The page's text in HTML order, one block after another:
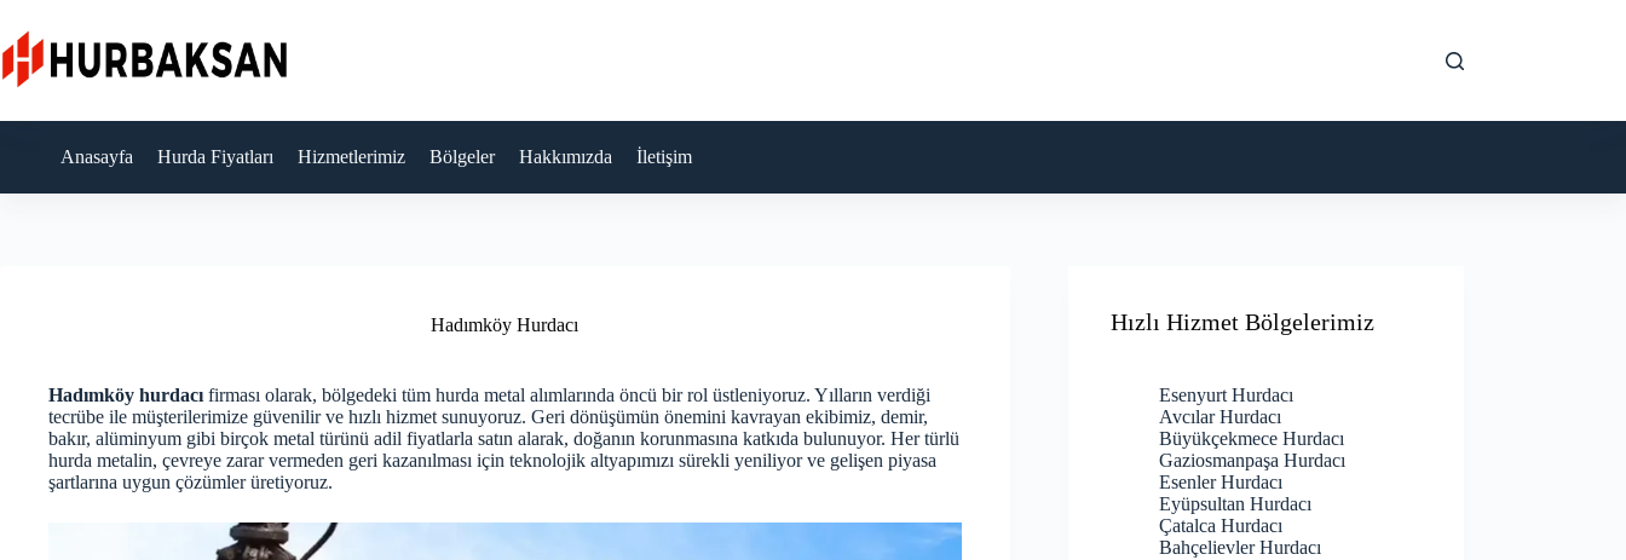
content
Anasayfa Hurda Fiyatları Hizmetlerimiz Bölgeler Hakkımızda İletişim
Hadımköy Hurdacı
Hadımköy hurdacı firması olarak, bölgedeki tüm hurda metal alımlarında öncü bir rol üstleniyoruz. Yılların verdiği
tecrübe ile müşterilerimize güvenilir ve hızlı hizmet sunuyoruz. Geri dönüşümün önemini kavrayan ekibimiz, demir,
bakır, alüminyum gibi birçok metal türünü adil fiyatlarla satın alarak, doğanın korunmasına katkıda bulunuyor. Her türlü
hurda metalin, çevreye zarar vermeden geri kazanılması için teknolojik altyapımızı sürekli yeniliyor ve gelişen piyasa
şartlarına uygun çözümler üretiyoruz.
Hızlı Hizmet Bölgelerimiz
Esenyurt Hurdacı
Avcılar Hurdacı
Büyükçekmece Hurdacı
Gaziosmanpaşa Hurdacı
Esenler Hurdacı
Eyüpsultan Hurdacı
Çatalca Hurdacı
Bahçelievler Hurdacı